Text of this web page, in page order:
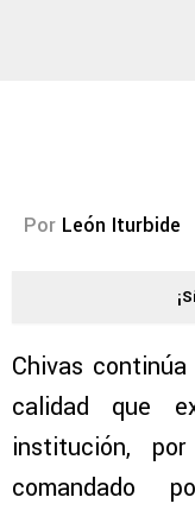
Por León Iturbide
Chivas
calidad que
institución,
comandado